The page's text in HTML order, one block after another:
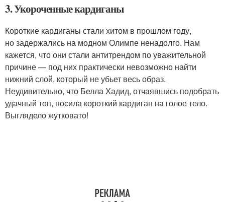
3. Укороченные кардиганы
Короткие кардиганы стали хитом в прошлом году,
но задержались на модном Олимпе ненадолго. Нам
кажется, что они стали антитрендом по уважительной
причине — под них практически невозможно найти
нижний слой, который не убьет весь образ.
Неудивительно, что Белла Хадид, отчаявшись подобрать
удачный топ, носила короткий кардиган на голое тело.
Выглядело жутковато!